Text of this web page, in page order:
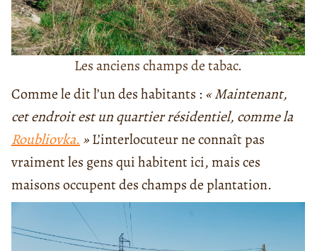
Les anciens champs de tabac.
Comme le dit l’un des habitants : « Maintenant,
cet endroit est un quartier résidentiel, comme la
Roubliovka.»L’interlocuteur ne connaît pas
vraiment les gens qui habitent ici, mais ces
maisons occupent des champs de plantation.